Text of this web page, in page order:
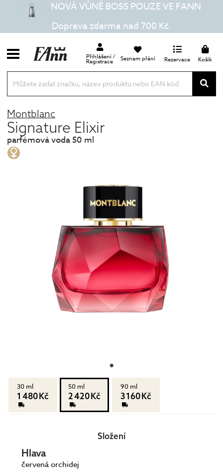
NOVÁ VŮNĚ BOSS POUZE VE FANN
Doprava zdarma nad 700 Kč.
Přihlášení /
Registrace Seznam přání Rezervace Košík
Montblanc
Signature Elixir
parfémová voda 50 ml
30 ml
1 480 Kč
50 ml
2 420 Kč
90 ml
3 160 Kč
Složení
Hlava
červená orchidej